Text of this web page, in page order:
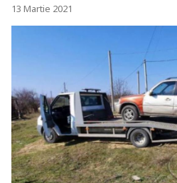
13 Martie 2021